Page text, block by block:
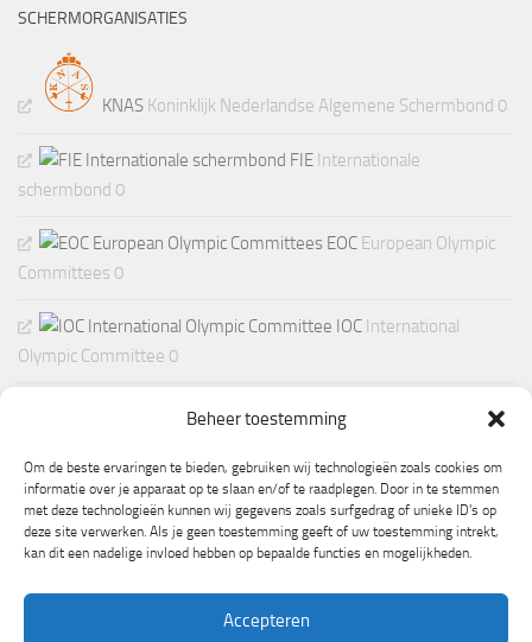
Beheer toestemming
Om de beste ervaringen te bieden, gebruiken wij technologieën zoals cookies om
informatie over je apparaat op te slaan en/of te raadplegen. Door in te stemmen
met deze technologieën kunnen wij gegevens zoals surfgedrag of unieke ID's op
deze site verwerken. Als je geen toestemming geeft of uw toestemming intrekt,
kan dit een nadelige invloed hebben op bepaalde functies en mogelijkheden.
Accepteren
SCHERMORGANISATIES
KNAS Koninklijk Nederlandse Algemene Schermbond 0
FIE Internationale
schermbond 0
EOC European Olympic
Committees 0
IOC International
Olympic Committee 0